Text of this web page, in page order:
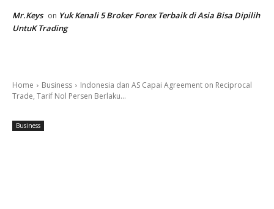
Mr.Keys on Yuk Kenali 5 Broker Forex Terbaik di Asia Bisa Dipilih
UntuK Trading